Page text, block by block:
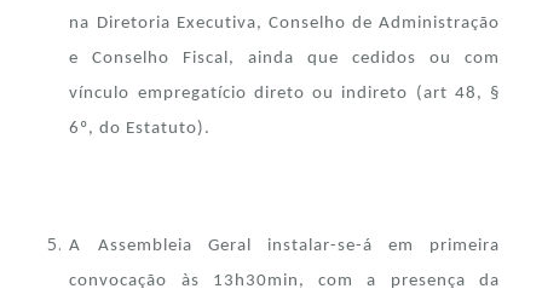
na Diretoria Executiva, Conselho de Administração
e Conselho Fiscal, ainda que cedidos ou com
vínculo empregatício direto ou indireto (art 48, §
6º, do Estatuto).
A Assembleia Geral instalar-se-á em primeira
convocação às 13h30min, com a presença da